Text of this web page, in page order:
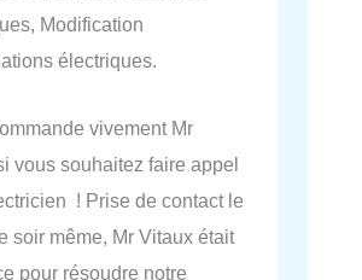
Modification
électriques.
vivement Mr
vous souhaitez faire appel
! Prise de contact le
soir même, Mr Vitaux était
pour résoudre notre